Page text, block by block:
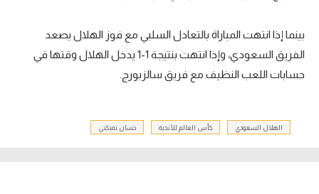
بينما إذا انتهت المباراة بالتعادل السلبي مع فوز الهلال يصعد
الفريق السعودي، وإذا انتهت بنتيجة 1-1 يدخل الهلال وقتها في
حسابات اللعب النظيف مع فريق سالزبورج.
الهلال السعودي كأس العالم للأندية حسان تمبكتي